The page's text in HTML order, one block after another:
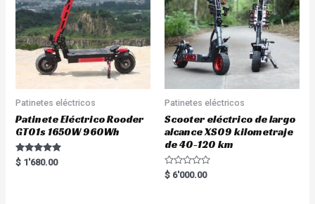
Patinetes eléctricos
Patinete Eléctrico Rooder
GT01s 1650W 960Wh
Rated
5.00
$ 1'680.00
Patinetes eléctricos
Scooter eléctrico de largo
alcance XS09 kilometraje
de 40-120 km
R
a
$ 6'000.00